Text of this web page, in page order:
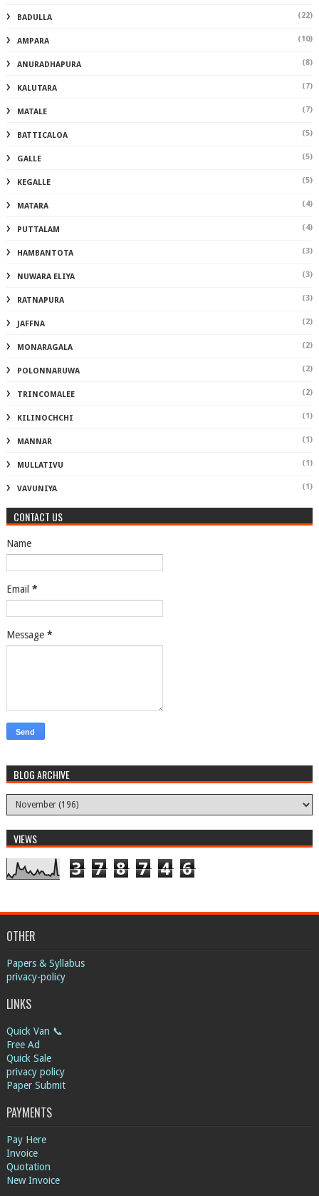
BADULLA (22)
AMPARA (10)
ANURADHAPURA (8)
KALUTARA (7)
MATALE (7)
BATTICALOA (5)
GALLE (5)
KEGALLE (5)
MATARA (4)
PUTTALAM (4)
HAMBANTOTA (3)
NUWARA ELIYA (3)
RATNAPURA (3)
JAFFNA (2)
MONARAGALA (2)
POLONNARUWA (2)
TRINCOMALEE (2)
KILINOCHCHI (1)
MANNAR (1)
MULLATIVU (1)
VAVUNIYA (1)
CONTACT US
Name
Email *
Message *
BLOG ARCHIVE
VIEWS
3 7 8 7 4 6
OTHER
Papers & Syllabus
privacy-policy
LINKS
Quick Van 📞
Free Ad
Quick Sale
privacy policy
Paper Submit
PAYMENTS
Pay Here
Invoice
Quotation
New Invoice